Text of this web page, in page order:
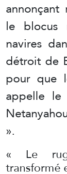
annonçant
le blocus
navires
détroit de
pour que
appelle le
».
« Le
transformé